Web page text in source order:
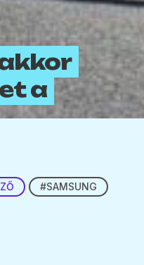
a
#SAMSUNG